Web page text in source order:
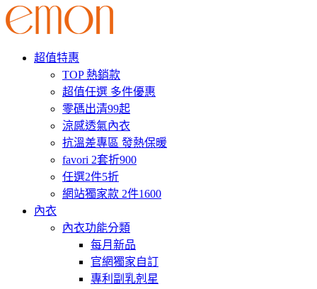
超值特惠
TOP 熱銷款
超值任選 多件優惠
零碼出清99起
涼感透氣內衣
抗溫差專區 發熱保暖
favori 2套折900
任選2件5折
網站獨家款 2件1600
內衣
內衣功能分類
每月新品
官網獨家自訂
專利副乳剋星